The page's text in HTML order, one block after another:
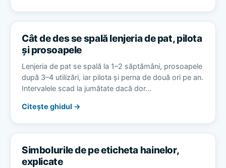
Cât de des se spală lenjeria de pat, pilota
și prosoapele
Lenjeria de pat se spală la 1–2 săptămâni, prosoapele
după 3–4 utilizări, iar pilota și perna de două ori pe an.
Intervalele scad la jumătate dacă dor…
Citește ghidul →
Simbolurile de pe eticheta hainelor,
explicate